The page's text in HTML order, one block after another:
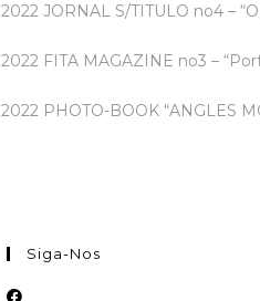
2022 JORNAL S/TITULO no4 –
2022 FITA MAGAZINE no3 –
2022 PHOTO-BOOK “ANGLES
Siga-Nos